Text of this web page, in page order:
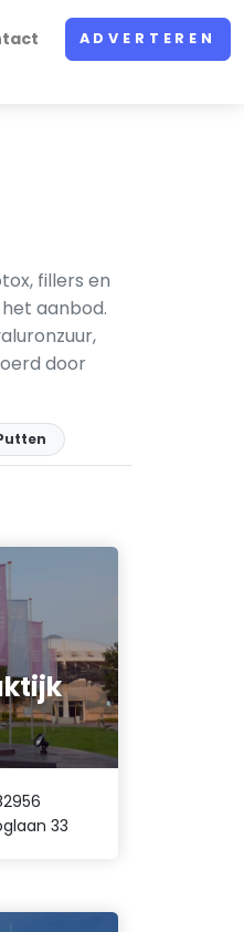
ADVERTEREN
fillers en
aanbod.
door
33